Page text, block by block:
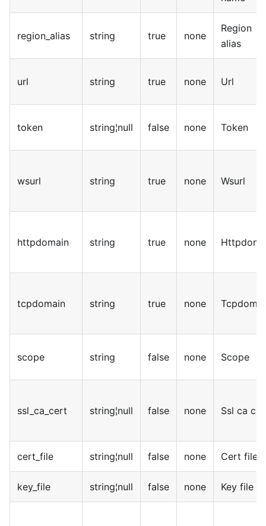
region_alias string true none
Region
alias
url string true none Url
token string¦null false none Token
wsurl string true none Wsurl
httpdomain string true none
tcpdomain string true none
scope string false none Scope
ssl_ca_cert string¦null false none Ssl ca
cert_file string¦null false none Cert file
key_file string¦null false none Key file